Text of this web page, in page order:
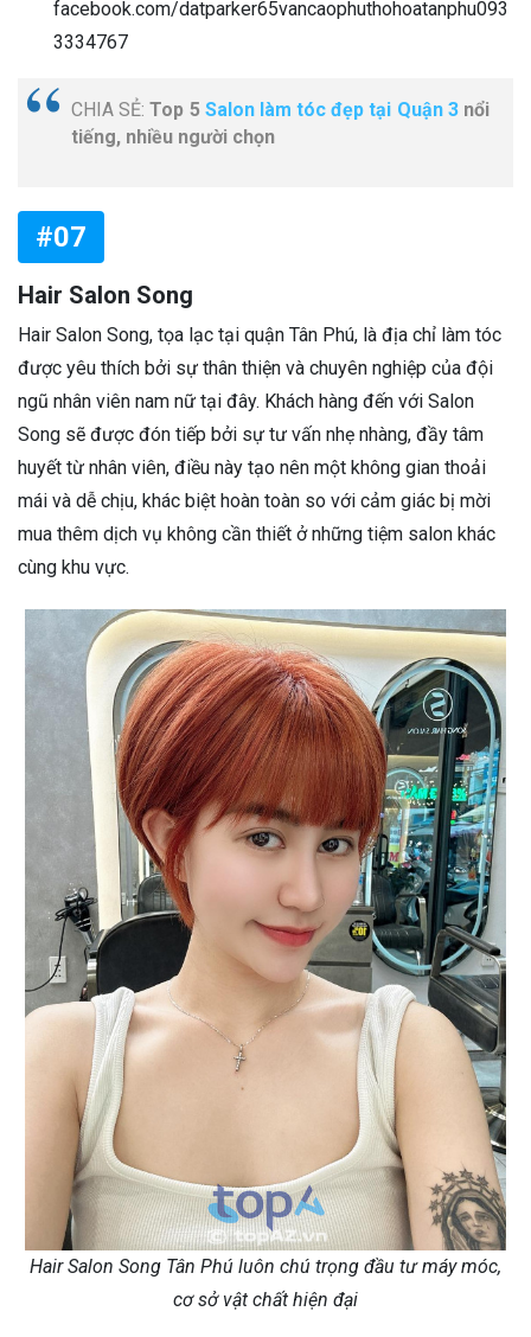
facebook.com/datparker65vancaophuthohoatanphu093
3334767
CHIA SẺ:Top 5 Salon làm tóc đẹp tại Quận 3nổi
tiếng, nhiều người chọn
#07
Hair Salon Song
Hair Salon Song, tọa lạc tại quận Tân Phú, là địa chỉ làm tóc
được yêu thích bởi sự thân thiện và chuyên nghiệp của đội
ngũ nhân viên nam nữ tại đây. Khách hàng đến với Salon
Song sẽ được đón tiếp bởi sự tư vấn nhẹ nhàng, đầy tâm
huyết từ nhân viên, điều này tạo nên một không gian thoải
mái và dễ chịu, khác biệt hoàn toàn so với cảm giác bị mời
mua thêm dịch vụ không cần thiết ở những tiệm salon khác
cùng khu vực.
Hair Salon Song Tân Phú luôn chú trọng đầu tư máy móc,
cơ sở vật chất hiện đại